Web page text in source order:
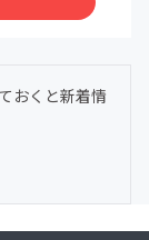
おくと新着情